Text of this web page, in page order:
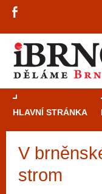
HLAVNÍ STRÁNKA
V
strom